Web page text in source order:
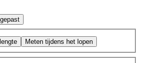
Meten tijdens het lopen